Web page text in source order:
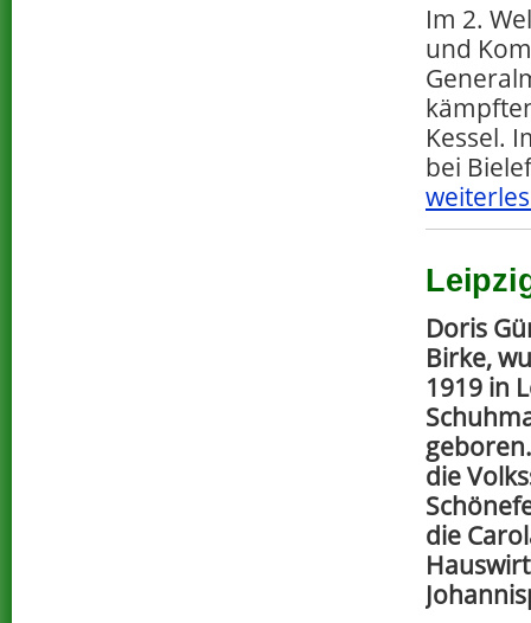
Im 2.
und
Kessel.
bei
Doris
Birke,
1919 in
die
die